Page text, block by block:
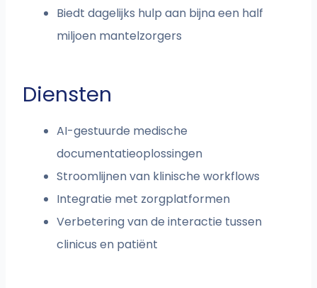
Biedt dagelijks hulp aan bijna een half
miljoen mantelzorgers
Diensten
AI-gestuurde medische
documentatieoplossingen
Stroomlijnen van klinische workflows
Integratie met zorgplatformen
Verbetering van de interactie tussen
clinicus en patiënt